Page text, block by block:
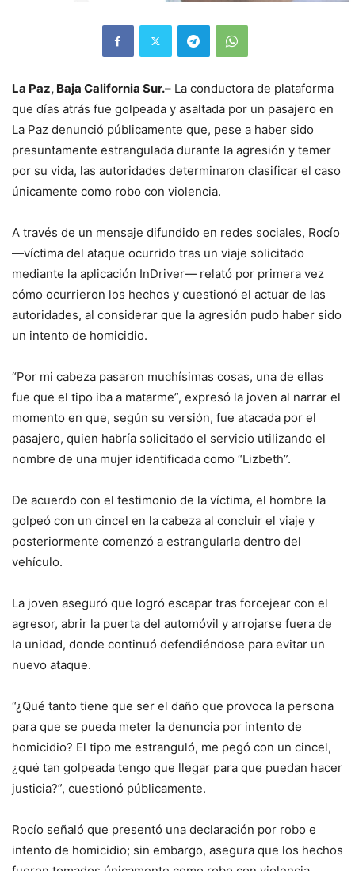
La Paz, Baja California Sur.– La conductora de plataforma
que días atrás fue golpeada y asaltada por un pasajero en
La Paz denunció públicamente que, pese a haber sido
presuntamente estrangulada durante la agresión y temer
por su vida, las autoridades determinaron clasificar el caso
únicamente como robo con violencia.
A través de un mensaje difundido en redes sociales, Rocío
—víctima del ataque ocurrido tras un viaje solicitado
mediante la aplicación InDriver— relató por primera vez
cómo ocurrieron los hechos y cuestionó el actuar de las
autoridades, al considerar que la agresión pudo haber sido
un intento de homicidio.
“Por mi cabeza pasaron muchísimas cosas, una de ellas
fue que el tipo iba a matarme”, expresó la joven al narrar el
momento en que, según su versión, fue atacada por el
pasajero, quien habría solicitado el servicio utilizando el
nombre de una mujer identificada como “Lizbeth”.
De acuerdo con el testimonio de la víctima, el hombre la
golpeó con un cincel en la cabeza al concluir el viaje y
posteriormente comenzó a estrangularla dentro del
vehículo.
La joven aseguró que logró escapar tras forcejear con el
agresor, abrir la puerta del automóvil y arrojarse fuera de
la unidad, donde continuó defendiéndose para evitar un
nuevo ataque.
“¿Qué tanto tiene que ser el daño que provoca la persona
para que se pueda meter la denuncia por intento de
homicidio? El tipo me estranguló, me pegó con un cincel,
¿qué tan golpeada tengo que llegar para que puedan hacer
justicia?”, cuestionó públicamente.
Rocío señaló que presentó una declaración por robo e
intento de homicidio; sin embargo, asegura que los hechos